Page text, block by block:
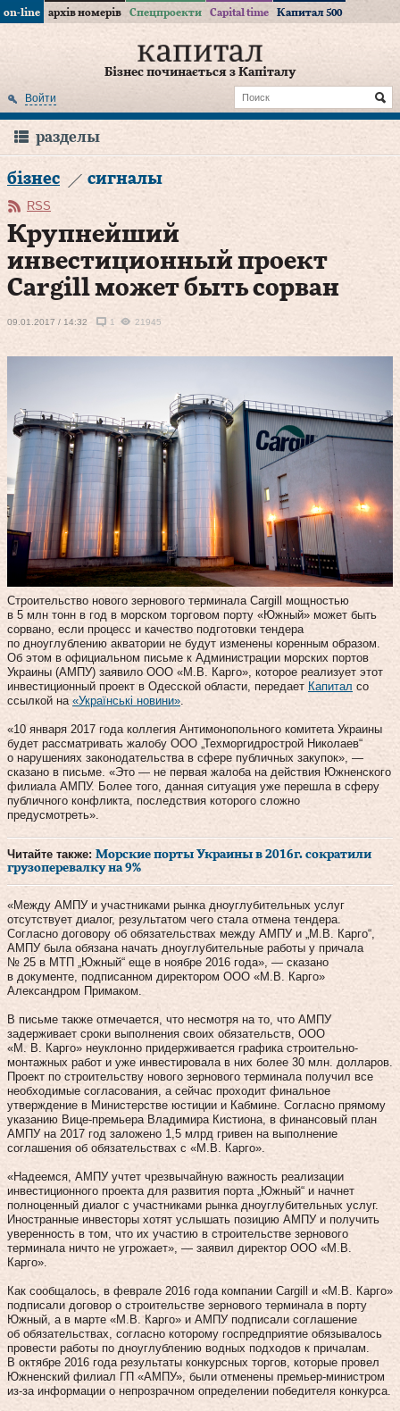
on-line архів номерів Спецпроекти Capital time Капитал 500
Бізнес починається з Капіталу
Войти
разделы
бізнес сигналы
RSS
Крупнейший
инвестиционный проект
Cargill может быть сорван
09.01.2017 / 14:32 1 21945
Строительство нового зернового терминала Cargill мощностью
в 5 млн тонн в год в морском торговом порту «Южный» может быть
сорвано, если процесс и качество подготовки тендера
по дноуглублению акватории не будут изменены коренным образом.
Об этом в официальном письме к Администрации морских портов
Украины (АМПУ) заявило ООО «М.В. Карго», которое реализует этот
инвестиционный проект в Одесской области, передает Капитал со
ссылкой на «Українські новини»
«10 января 2017 года коллегия Антимонопольного комитета Украины
будет рассматривать жалобу ООО „Техморгидрострой Николаев“
о нарушениях законодательства в сфере публичных закупок», —
сказано в письме. «Это — не первая жалоба на действия Южненского
филиала АМПУ. Более того, данная ситуация уже перешла в сферу
публичного конфликта, последствия которого сложно
предусмотреть».
Читайте также: Морские порты Украины в 2016г. сократили
грузоперевалку на 9%
«Между АМПУ и участниками рынка дноуглубительных услуг
отсутствует диалог, результатом чего стала отмена тендера.
Согласно договору об обязательствах между АМПУ и „М.В. Карго“,
АМПУ была обязана начать дноуглубительные работы у причала
№ 25 в МТП „Южный“ еще в ноябре 2016 года», — сказано
в документе, подписанном директором ООО «М.В. Карго»
Александром Примаком.
В письме также отмечается, что несмотря на то, что АМПУ
задерживает сроки выполнения своих обязательств, ООО
«М. В. Карго» неуклонно придерживается графика строительно-
монтажных работ и уже инвестировала в них более 30 млн. долларов.
Проект по строительству нового зернового терминала получил все
необходимые согласования, а сейчас проходит финальное
утверждение в Министерстве юстиции и Кабмине. Согласно прямому
указанию Вице-премьера Владимира Кистиона, в финансовый план
АМПУ на 2017 год заложено 1,5 млрд гривен на выполнение
соглашения об обязательствах с «М.В. Карго».
«Надеемся, АМПУ учтет чрезвычайную важность реализации
инвестиционного проекта для развития порта „Южный“ и начнет
полноценный диалог с участниками рынка дноуглубительных услуг.
Иностранные инвесторы хотят услышать позицию АМПУ и получить
уверенность в том, что их участию в строительстве зернового
терминала ничто не угрожает», — заявил директор ООО «М.В.
Карго».
Как сообщалось, в феврале 2016 года компании Cargill и «М.В. Карго»
подписали договор о строительстве зернового терминала в порту
Южный, а в марте «М.В. Карго» и АМПУ подписали соглашение
об обязательствах, согласно которому госпредприятие обязывалось
провести работы по дноуглублению водных подходов к причалам.
В октябре 2016 года результаты конкурсных торгов, которые провел
Южненский филиал ГП «АМПУ», были отменены премьер-министром
из-за информации о непрозрачном определении победителя конкурса.